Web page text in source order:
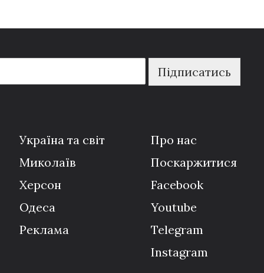
Підписатись
Україна та світ
Миколаїв
Херсон
Одеса
Реклама
Про нас
Поскаржитися
Facebook
Youtube
Telegram
Instagram